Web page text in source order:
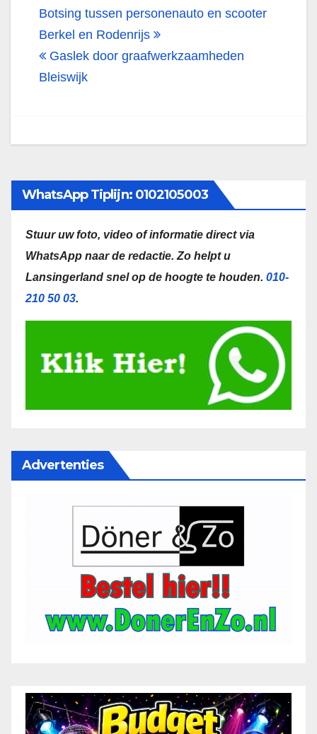
Bericht
navigatie
Botsing tussen personenauto en scooter
Berkel en Rodenrijs
Gaslek door graafwerkzaamheden
Bleiswijk
WhatsApp Tiplijn: 0102105003
Stuur uw foto, video of informatie direct via
WhatsApp naar de redactie. Zo helpt u
Lansingerland snel op de hoogte te houden. 010-
210 50 03.
Advertenties